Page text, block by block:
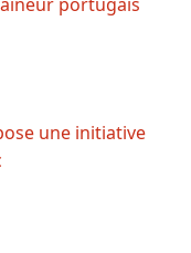
une initiative